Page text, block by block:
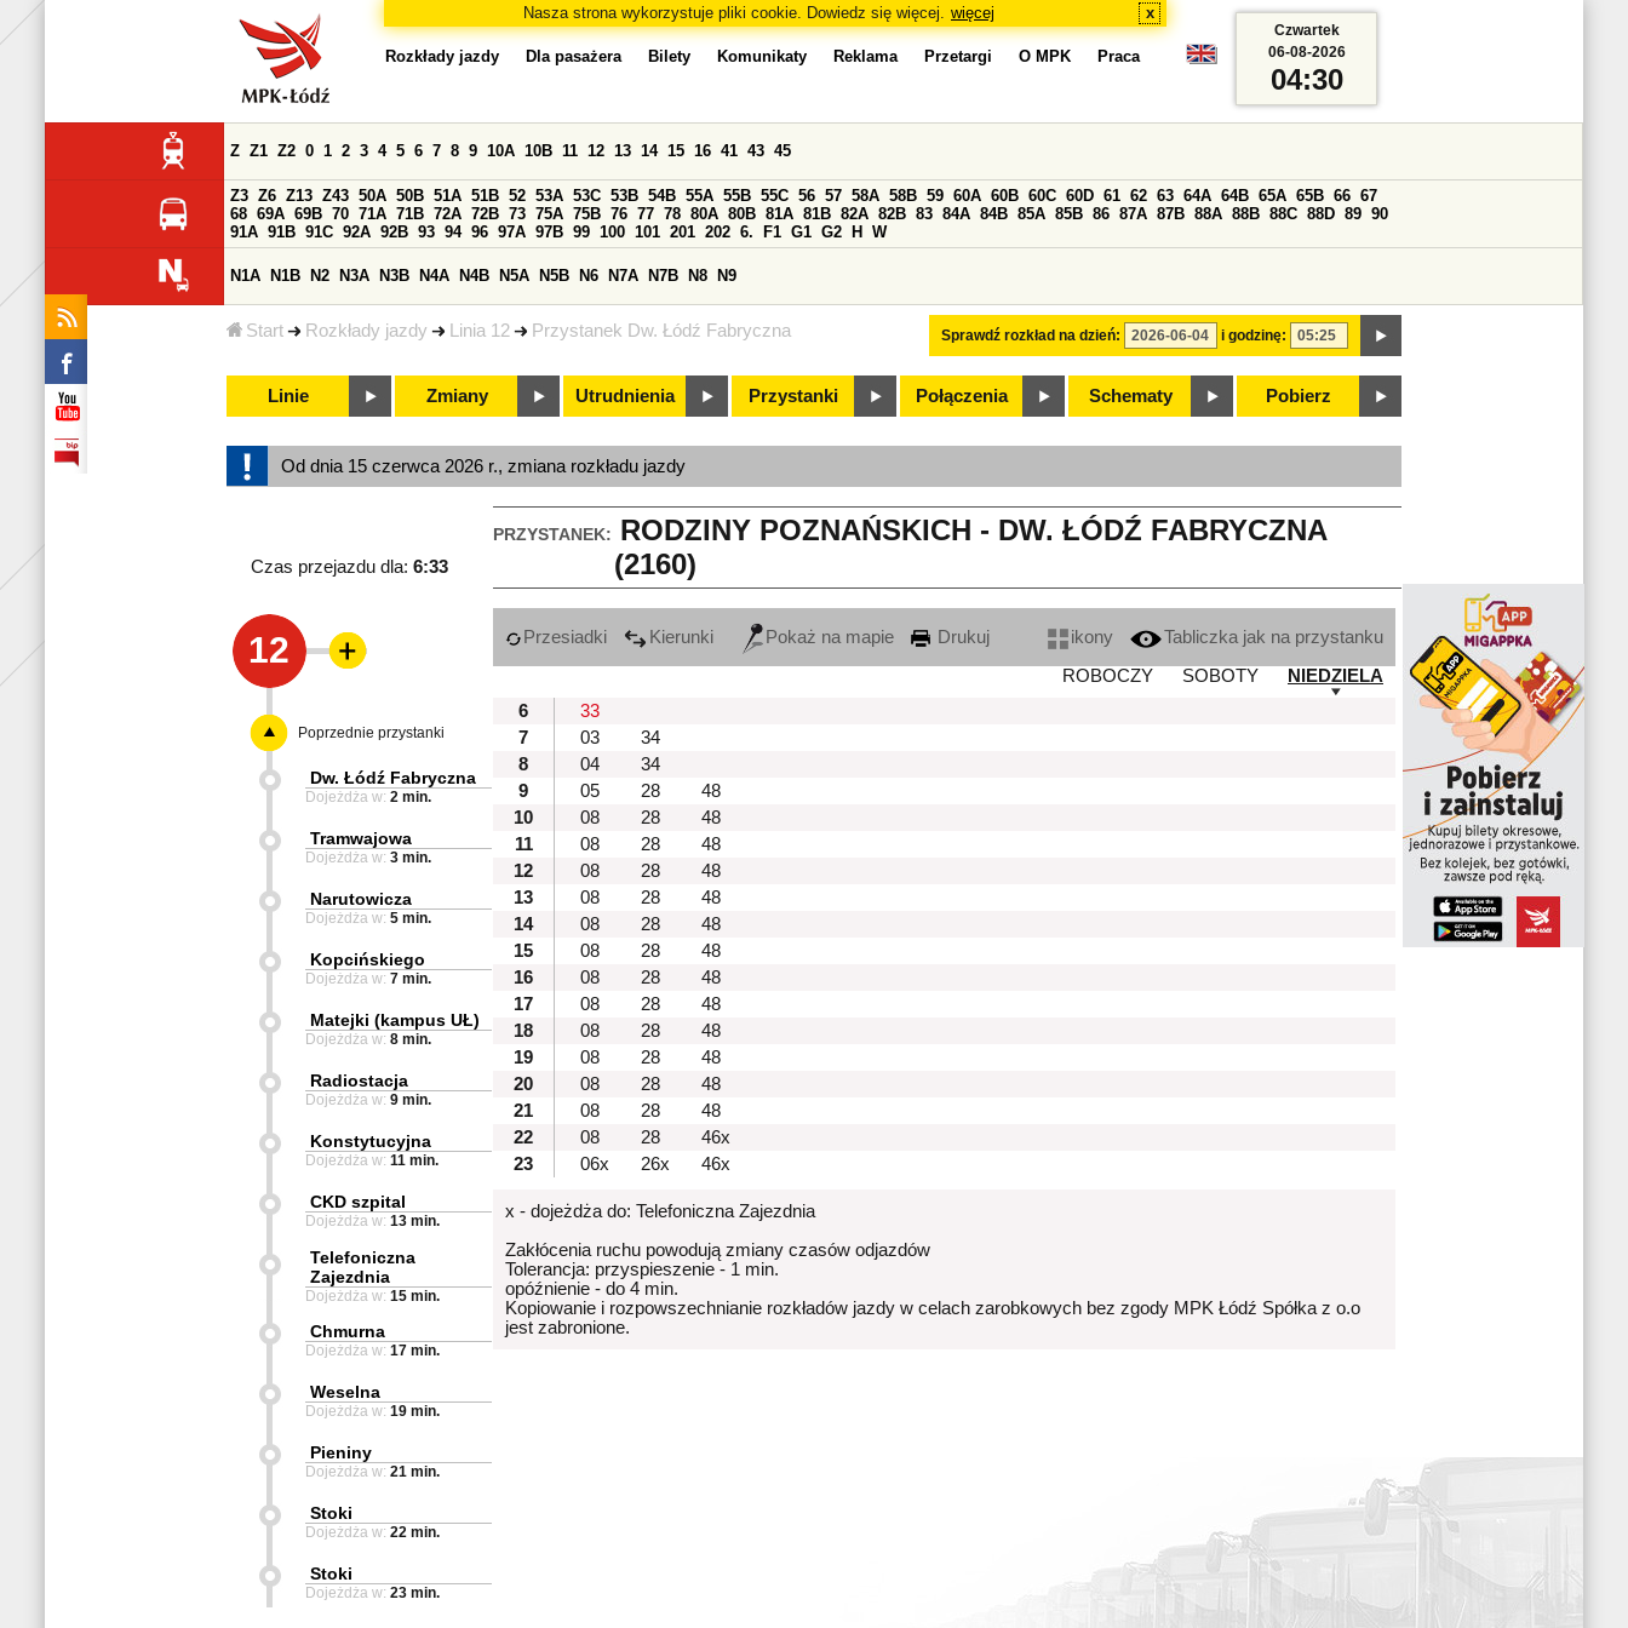
Nasza strona wykorzystuje pliki cookie. Dowiedz się więcej. więcej x
Start Rozkłady jazdy Linia 12 Przystanek Dw. Łódź Fabryczna
Rozkłady jazdy Dla pasażera Bilety Komunikaty Reklama Przetargi O MPK Praca
Sprawdź rozkład na dzień: i godzinę:
Z Z1 Z2 0 1 2 3 4 5 6 7 8 9 10A 10B 11 12 13 14 15 16 41 43 45
Z3 Z6 Z13 Z43 50A 50B 51A 51B 52 53A 53C 53B 54B 55A 55B 55C 56 57 58A 58B 59 60A 60B 60C 60D 61 62 63 64A 64B 65A 65B 66 67
68 69A 69B 70 71A 71B 72A 72B 73 75A 75B 76 77 78 80A 80B 81A 81B 82A 82B 83 84A 84B 85A 85B 86 87A 87B 88A 88B 88C 88D 89 90
91A 91B 91C 92A 92B 93 94 96 97A 97B 99 100 101 201 202 6. F1 G1 G2 H W
N1A N1B N2 N3A N3B N4A N4B N5A N5B N6 N7A N7B N8 N9
Linie Zmiany Utrudnienia Przystanki Połączenia Schematy Pobierz
Czwartek
06-08-2026
04:30
Od dnia 15 czerwca 2026 r., zmiana rozkładu jazdy
PRZYSTANEK: RODZINY POZNAŃSKICH - DW. ŁÓDŹ FABRYCZNA
(2160)
Czas przejazdu dla: 6:33
12 Przesiadki Kierunki Pokaż na mapie Drukuj ikony
Tabliczka jak na przystanku
ROBOCZY
SOBOTY
NIEDZIELA
6
33
7
03
34
8
04
34
9
05 28
48
10
08 28
48
11
08 28
48
12
08 28
48
13
08 28
48
14
08 28
48
15
08 28
48
16
08 28
48
17
08 28
48
18
08 28
48
19
08 28
48
20
08 28
48
21
08 28
48
22
08 28
46x
23
06x 26x 46x
x - dojeżdża do: Telefoniczna Zajezdnia
Zakłócenia ruchu powodują zmiany czasów odjazdów
Tolerancja: przyspieszenie - 1 min.
opóźnienie - do 4 min.
Kopiowanie i rozpowszechnianie rozkładów jazdy w celach zarobkowych bez zgody MPK Łódź Spółka z o.o
jest zabronione.
Poprzednie przystanki
Dw. Łódź Fabryczna
Dojeżdża w: 2 min.
Tramwajowa
Dojeżdża w: 3 min.
Narutowicza
Dojeżdża w: 5 min.
Kopcińskiego
Dojeżdża w: 7 min.
Matejki (kampus UŁ)
Dojeżdża w: 8 min.
Radiostacja
Dojeżdża w: 9 min.
Konstytucyjna
Dojeżdża w: 11 min.
CKD szpital
Dojeżdża w: 13 min.
Telefoniczna
Zajezdnia
Dojeżdża w: 15 min.
Chmurna
Dojeżdża w: 17 min.
Weselna
Dojeżdża w: 19 min.
Pieniny
Dojeżdża w: 21 min.
Stoki
Dojeżdża w: 22 min.
Stoki
Dojeżdża w: 23 min.